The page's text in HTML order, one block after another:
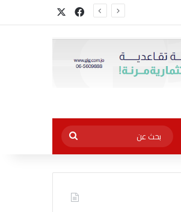
فيسبوك
الوضع المظلم
بحث
عن